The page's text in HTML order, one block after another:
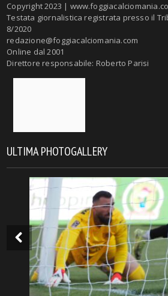
Copyright 2023 |
Testata giornalistica registrata presso il
8/2020
redazione@foggiacalciomania.com
Online dal 2001
Direttore responsabile: Roberto Parisi
ULTIMA PHOTOGALLERY